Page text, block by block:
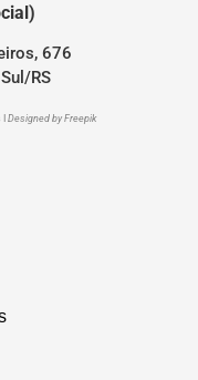
676
RS
Designed by Freepik